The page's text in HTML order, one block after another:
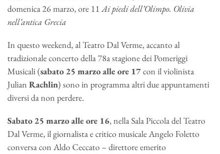
domenica 26 marzo, ore 11 Ai piedi dell’Olimpo. Olivia
nell’antica Grecia
In questo weekend, al Teatro Dal Verme, accanto al
tradizionale concerto della 78a stagione dei Pomeriggi
Musicali (sabato 25 marzoalle ore 17con il violinista
Julian Rachlin) sono in programma altri due appuntamenti
diversi da non perdere.
Sabato 25 marzo alle ore 16, nella Sala Piccola del Teatro
Dal Verme, il giornalista e critico musicale Angelo Foletto
conversa con Aldo Ceccato – direttore emerito